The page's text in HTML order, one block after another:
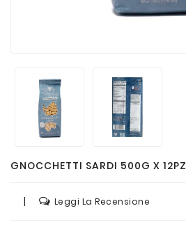
GNOCCHETTI SARDI 500G X 12PZ
| Leggi La Recensione